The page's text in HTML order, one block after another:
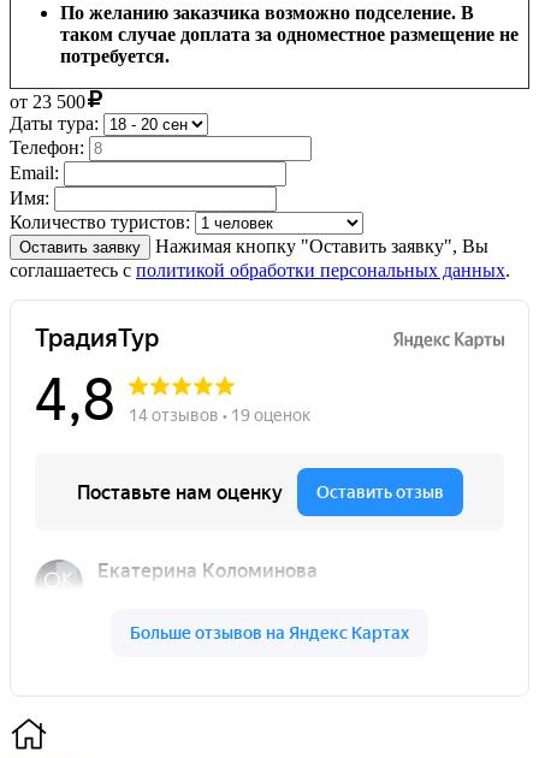
По желанию заказчика возможно подселение. В
таком случае доплата за одноместное размещение не
потребуется.
от 23 500
Даты тура:
Телефон:
Email:
Имя:
Количество туристов:
Оставить заявку
Нажимая кнопку "Оставить заявку", Вы
соглашаетесь с политикой обработки персональных данных.